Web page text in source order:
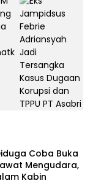
Coba Buka
Mengudara,
Kabin